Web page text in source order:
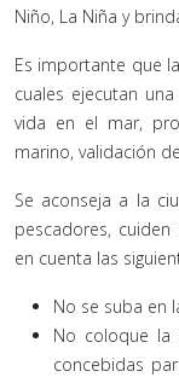
Niño, La Niña y
Es importante que
cuales ejecutan
vida en el mar,
marino, validación
Se aconseja a la
pescadores,
en cuenta las
No se suba en
No coloque la
concebidas